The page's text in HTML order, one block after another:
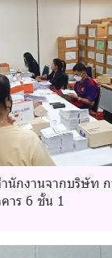
นักงานจากบริษัท
าร 6 ชั้น 1